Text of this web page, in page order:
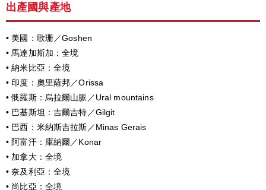
出產國與產地
• 美國：歌珊／Goshen
• 馬達加斯加：全境
• 納米比亞：全境
• 印度：奧里薩邦／Orissa
• 俄羅斯：烏拉爾山脈／Ural mountains
• 巴基斯坦：吉爾吉特／Gilgit
• 巴西：米納斯吉拉斯／Minas Gerais
• 阿富汗：庫納爾／Konar
• 加拿大：全境
• 奈及利亞：全境
• 尚比亞：全境